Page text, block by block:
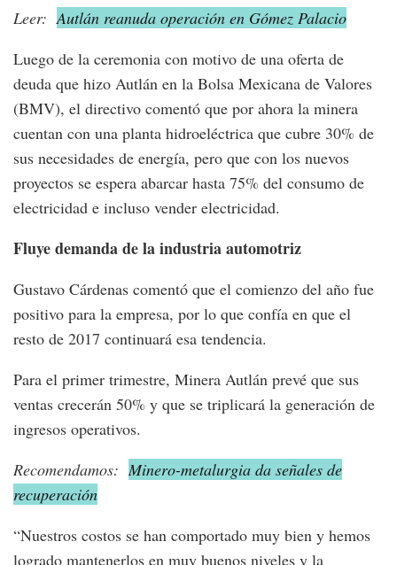
Leer: Autlán reanuda operación en Gómez Palacio
Luego de la ceremonia con motivo de una oferta de
deuda que hizo Autlán en la Bolsa Mexicana de Valores
(BMV), el directivo comentó que por ahora la minera
cuentan con una planta hidroeléctrica que cubre 30% de
sus necesidades de energía, pero que con los nuevos
proyectos se espera abarcar hasta 75% del consumo de
electricidad e incluso vender electricidad.
Fluye demanda de la industria automotriz
Gustavo Cárdenas comentó que el comienzo del año fue
positivo para la empresa, por lo que confía en que el
resto de 2017 continuará esa tendencia.
Para el primer trimestre, Minera Autlán prevé que sus
ventas crecerán 50% y que se triplicará la generación de
ingresos operativos.
Recomendamos: Minero-metalurgia da señales de
recuperación
“Nuestros costos se han comportado muy bien y hemos
logrado mantenerlos en muy buenos niveles y la